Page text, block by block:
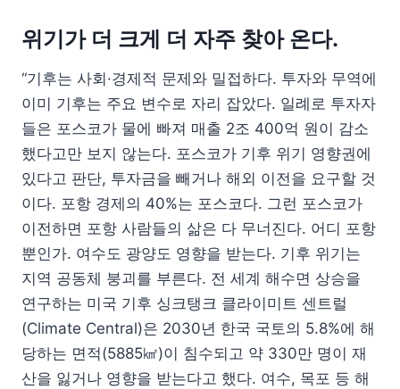
위기가 더 크게 더 자주 찾아 온다.
“기후는 사회·경제적 문제와 밀접하다. 투자와 무역에
이미 기후는 주요 변수로 자리 잡았다. 일례로 투자자
들은 포스코가 물에 빠져 매출 2조 400억 원이 감소
했다고만 보지 않는다. 포스코가 기후 위기 영향권에
있다고 판단, 투자금을 빼거나 해외 이전을 요구할 것
이다. 포항 경제의 40%는 포스코다. 그런 포스코가
이전하면 포항 사람들의 삶은 다 무너진다. 어디 포항
뿐인가. 여수도 광양도 영향을 받는다. 기후 위기는
지역 공동체 붕괴를 부른다. 전 세계 해수면 상승을
연구하는 미국 기후 싱크탱크 클라이미트 센트럴
(Climate Central)은 2030년 한국 국토의 5.8%에 해
당하는 면적(5885㎢)이 침수되고 약 330만 명이 재
산을 잃거나 영향을 받는다고 했다. 여수, 목포 등 해